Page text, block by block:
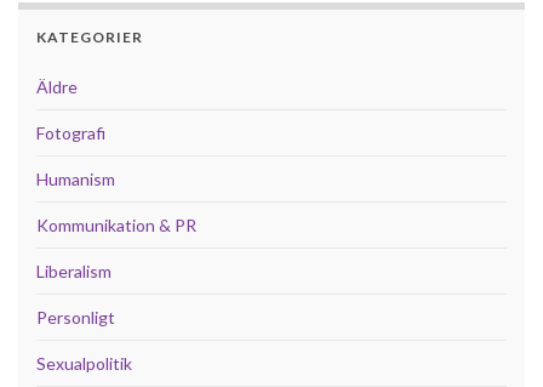
KATEGORIER
Äldre
Fotografi
Humanism
Kommunikation & PR
Liberalism
Personligt
Sexualpolitik